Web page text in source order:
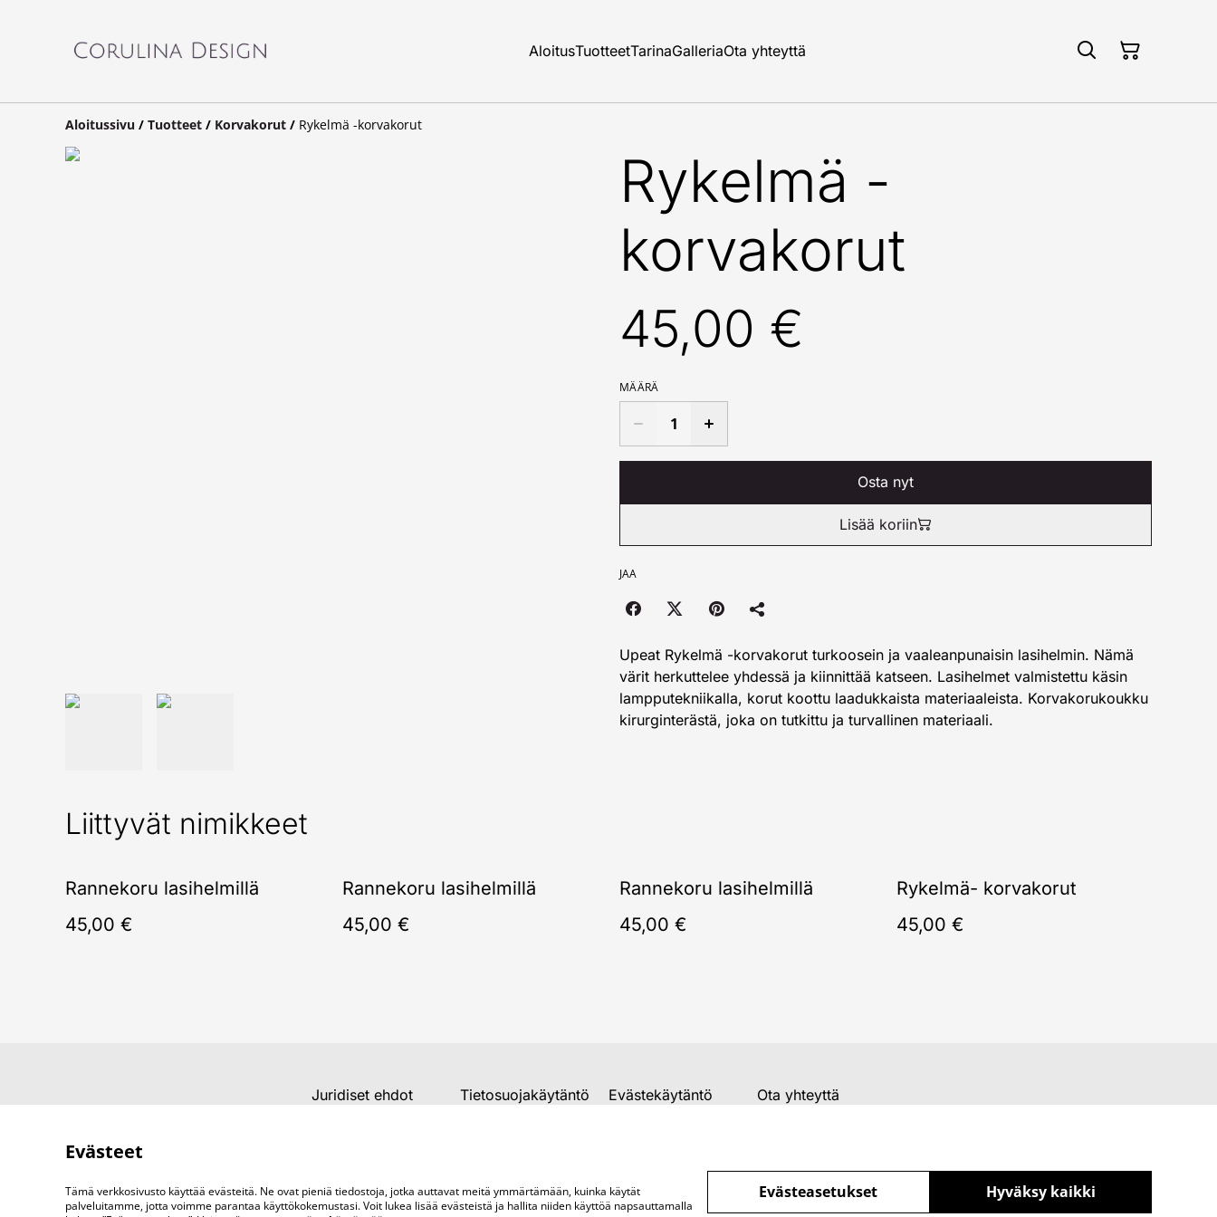
AloitusTuotteetTarinaGalleriaOta yhteyttä
Aloitussivu / Tuotteet / Korvakorut / Rykelmä -korvakorut
Rykelmä -
korvakorut
45,00 €
MÄÄRÄ
Osta nyt
Lisää koriin
JAA
Upeat Rykelmä -korvakorut turkoosein ja vaaleanpunaisin lasihelmin. Nämä
värit herkuttelee yhdessä ja kiinnittää katseen. Lasihelmet valmistettu käsin
lampputekniikalla, korut koottu laadukkaista materiaaleista. Korvakorukoukku
kirurginterästä, joka on tutkittu ja turvallinen materiaali.
Liittyvät nimikkeet
Rannekoru lasihelmillä
45,00 €
Rannekoru lasihelmillä
45,00 €
Rannekoru lasihelmillä
45,00 €
Rykelmä- korvakorut
45,00 €
Juridiset ehdot Tietosuojakäytäntö Evästekäytäntö Ota yhteyttä
Evästeet
Tämä verkkosivusto käyttää evästeitä. Ne ovat pieniä tiedostoja, jotka auttavat meitä ymmärtämään, kuinka käytät
palveluitamme, jotta voimme parantaa käyttökokemustasi. Voit lukea lisää evästeistä ja hallita niiden käyttöä napsauttamalla
Hyväksy kaikki
Evästeasetukset